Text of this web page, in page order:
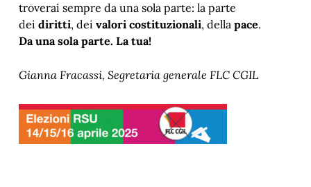
troverai sempre da una sola parte: la parte
dei diritti, dei valori costituzionali, della pace.
Da una sola parte. La tua!
Gianna Fracassi, Segretaria generale FLC CGIL